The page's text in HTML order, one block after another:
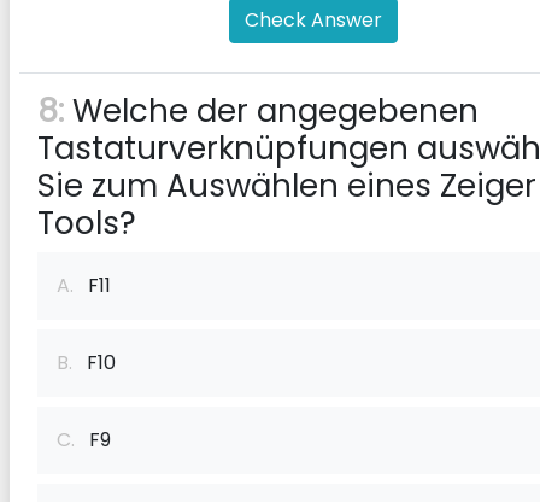
Check Answer
8:Welche der angegebenen
Tastaturverknüpfungen
Sie zum Auswählen eines
Tools?
A. F11
B. F10
C. F9